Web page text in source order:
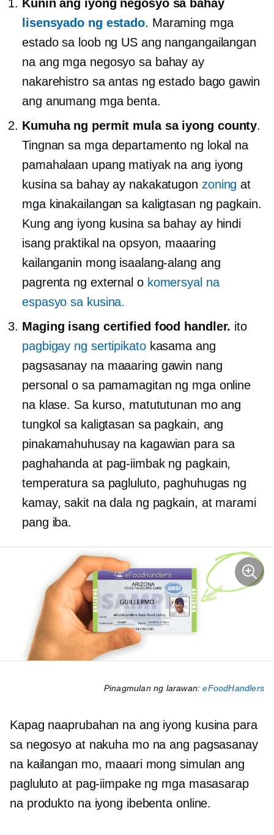
Kunin ang iyong negosyo sa bahay
lisensyado ng estado. Maraming mga
estado sa loob ng US ang nangangailangan
na ang mga negosyo sa bahay ay
nakarehistro sa antas ng estado bago gawin
ang anumang mga benta.
Kumuha ng permit mula sa iyong county.
Tingnan sa mga departamento ng lokal na
pamahalaan upang matiyak na ang iyong
kusina sa bahay ay nakakatugon zoning at
mga kinakailangan sa kaligtasan ng pagkain.
Kung ang iyong kusina sa bahay ay hindi
isang praktikal na opsyon, maaaring
kailanganin mong isaalang-alang ang
pagrenta ng external o komersyal na
espasyo sa kusina.
Maging isang certified food handler. ito
pagbigay ng sertipikatokasama ang
pagsasanay na maaaring gawin nang
personal o sa pamamagitan ng mga online
na klase. Sa kurso, matututunan mo ang
tungkol sa kaligtasan sa pagkain, ang
pinakamahuhusay na kagawian para sa
paghahanda at pag-iimbak ng pagkain,
temperatura sa pagluluto, paghuhugas ng
kamay, sakit na dala ng pagkain, at marami
pang iba.
Pinagmulan ng larawan:eFoodHandlers
Kapag naaprubahan na ang iyong kusina para
sa negosyo at nakuha mo na ang pagsasanay
na kailangan mo, maaari mong simulan ang
pagluluto at pag-iimpake ng mga masasarap
na produkto na iyong ibebenta online.